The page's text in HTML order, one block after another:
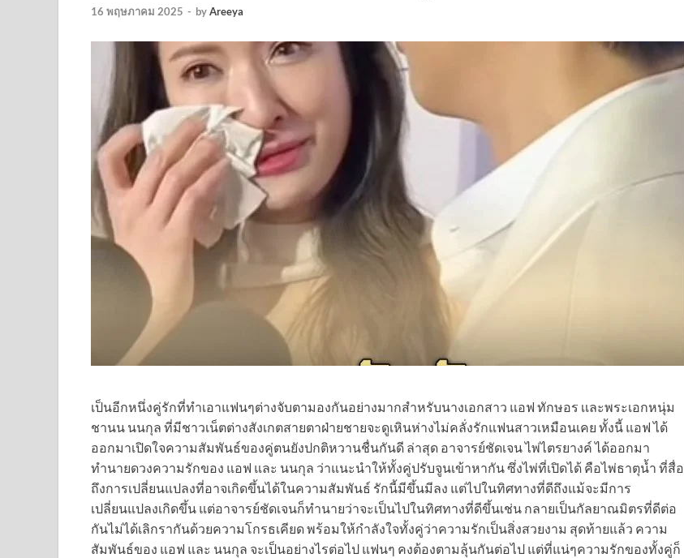
16 พฤษภาคม 2025 - byAreeya
เป็นอีกหนึ่งคู่รักที่ทำเอาแฟนๆต่างจับตามองกันอย่างมากสำหรับนางเอกสาว แอฟ ทักษอร เเละพระเอกหนุ่ม
ชานน นนกุล ที่มีชาวเน็ตต่างสังเกตสายตาฝ่ายชายจะดูเหินห่างไม่คลั่งรักแฟนสาวเหมือนเคย ทั้งนี้ แอฟ ได้
ออกมาเปิดใจความสัมพันธ์ของคู่ตนยังปกติหวานชื่นกันดี ล่าสุด อาจารย์ชัดเจน ไพ่ไตรยางค์ ได้ออกมา
ทำนายดวงความรักของ แอฟ และ นนกุล ว่าแนะนำให้ทั้งคู่ปรับจูนเข้าหากัน ซึ่งไพ่ที่เปิดได้ คือไพ่ธาตุน้ำ ที่สื่อ
ถึงการเปลี่ยนแปลงที่อาจเกิดขึ้นได้ในความสัมพันธ์ รักนี้มีขึ้นมีลง แต่ไปในทิศทางที่ดีถึงแม้จะมีการ
เปลี่ยนแปลงเกิดขึ้น แต่อาจารย์ชัดเจนก็ทำนายว่าจะเป็นไปในทิศทางที่ดีขึ้นเช่น กลายเป็นกัลยาณมิตรที่ดีต่อ
กันไม่ได้เลิกรากันด้วยความโกรธเคียด พร้อมให้กำลังใจทั้งคู่ว่าความรักเป็นสิ่งสวยงาม สุดท้ายแล้ว ความ
สัมพันธ์ของ แอฟ และ นนกุล จะเป็นอย่างไรต่อไป แฟนๆ คงต้องตามลุ้นกันต่อไป แต่ที่แน่ๆความรักของทั้งคู่ก็